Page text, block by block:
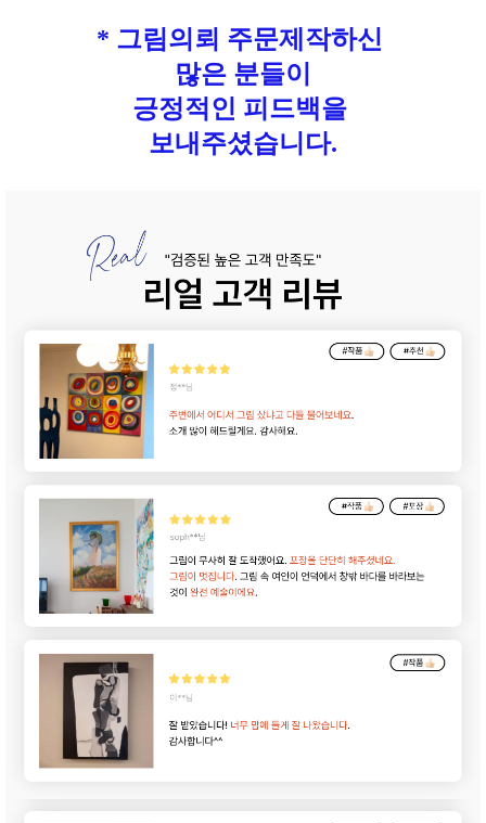
* 그림의뢰 주문제작하신
많은 분들이
긍정적인 피드백을
보내주셨습니다.